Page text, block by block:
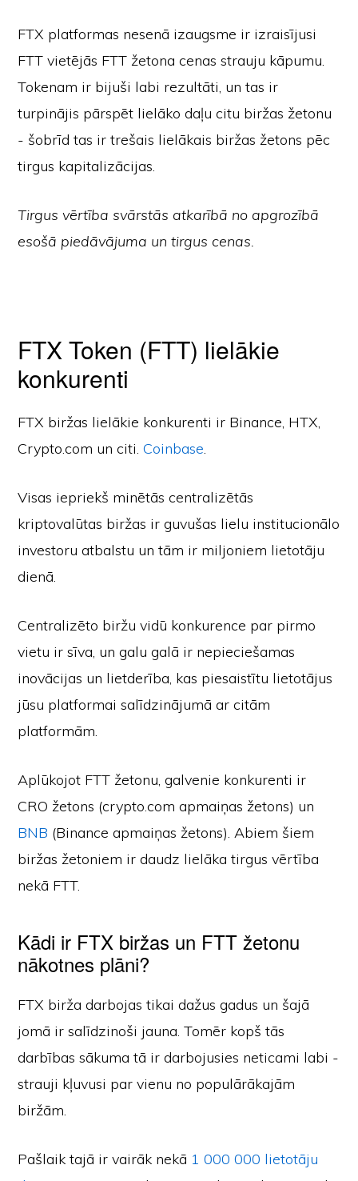
FTX platformas nesenā izaugsme ir izraisījusi
FTT vietējās FTT žetona cenas strauju kāpumu.
Tokenam ir bijuši labi rezultāti, un tas ir
turpinājis pārspēt lielāko daļu citu biržas žetonu
- šobrīd tas ir trešais lielākais biržas žetons pēc
tirgus kapitalizācijas.
Tirgus vērtība svārstās atkarībā no apgrozībā
esošā piedāvājuma un tirgus cenas.
FTX Token (FTT) lielākie
konkurenti
FTX biržas lielākie konkurenti ir Binance, HTX,
Crypto.com un citi.Coinbase.
Visas iepriekš minētās centralizētās
kriptovalūtas biržas ir guvušas lielu institucionālo
investoru atbalstu un tām ir miljoniem lietotāju
dienā.
Centralizēto biržu vidū konkurence par pirmo
vietu ir sīva, un galu galā ir nepieciešamas
inovācijas un lietderība, kas piesaistītu lietotājus
jūsu platformai salīdzinājumā ar citām
platformām.
Aplūkojot FTT žetonu, galvenie konkurenti ir
CRO žetons (crypto.com apmaiņas žetons) un
BNB (Binance apmaiņas žetons). Abiem šiem
biržas žetoniem ir daudz lielāka tirgus vērtība
nekā FTT.
Kādi ir FTX biržas un FTT žetonu
nākotnes plāni?
FTX birža darbojas tikai dažus gadus un šajā
jomā ir salīdzinoši jauna. Tomēr kopš tās
darbības sākuma tā ir darbojusies neticami labi -
strauji kļuvusi par vienu no populārākajām
biržām.
Pašlaik tajā ir vairāk nekā 1 000 000 lietotāju